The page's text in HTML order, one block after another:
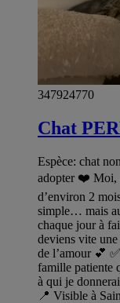
347924770
Chat
Espèce: chat
adopter ❤️ Moi,
d’environ 2
simple… mais
chaque jour à
deviens vite
de l’amour 💕
famille patiente
à qui je
📍 Visible à